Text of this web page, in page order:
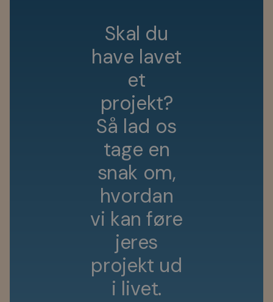
Skal du
have lavet
et
projekt?
Så lad os
tage en
snak om,
hvordan
vi kan føre
jeres
projekt ud
i livet.